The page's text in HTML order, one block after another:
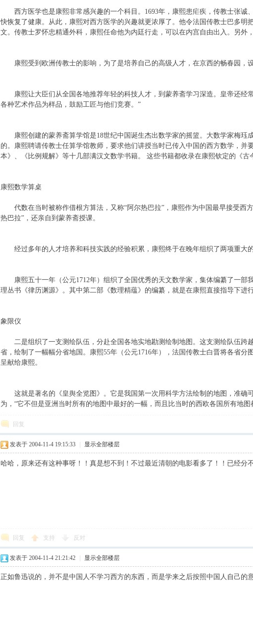
西方医学也是康熙非常感兴趣的一个科目。1693年，康熙患疟疾，传教士张诚
快恢复了健康。从此，康熙对西方医学的兴趣就更浓厚了。他令法国传教士巴多明
文。传教士罗怀忠精通外科，康熙任命他为内廷行走，可以在内宫自由出入。另外
康熙受到欧洲传教士的影响，为了是培养自己的高级人才，在京西的畅春园，设
康熙让大臣们从全国各地推荐年轻的科技人才，到蒙养斋学习深造。皇帝还经
各种艺术作品为样品，鼓励工匠与他们竞赛。”
康熙创建的蒙养斋算学馆是18世纪中国诞生杰出数学家的摇篮。大数学家梅珏
的。康熙聘请传教士任算学馆教师，要求他们讲授当时已传入中国的西方数学，并
本》、《比例规解》等十几部满汉文数学书籍。 这些书籍都收录在康熙钦定的《古
康熙数学算桌
代数在当时被称作借根方算法，又称“阿尔热巴拉”，康熙作为中国最早接受西
热巴拉”，还亲自到蒙养斋授课。
经过多年的人才培养和科技实践的经验积累，康熙终于在晚年组织了两项重大的
康熙五十一年（公元1712年）组织了全国优秀的天文数学家，集体编纂了一部
理丛书《律历渊源》。其中第二部《数理精蕴》的编纂，就是在康熙直接指导下进行
象限仪
二是组织了一支测绘队伍，分赴全国各地实地勘测绘制地图。这支测绘队伍跨
省，绘制了一幅幅分省地国。康熙55年（公元1716年），法国传教士白晋将各省分
呈献给康熙。
这就是著名的《皇舆全览图》。它是我国第一次用科学方法绘制的地图，准确
为，“它不但是亚洲当时所有的地图中最好的一幅，而且比当时的西欧各国所有地图
回复
发表于 2004-11-4 19:15:33 显示全部楼层
哈哈，原来还有这种事呀！！真是想不到！不过最近清朝的电影看多了！！已经分
回复 支持 反对
发表于 2004-11-4 21:21:42 显示全部楼层
正如鲁迅说的，并不是中国人不学习西方的东西，而是学来之后按照中国人自己的